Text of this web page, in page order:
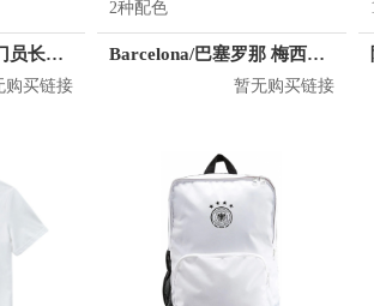
Joma 足球运动 守门员长袖短裤套装 3185F017
购买链接
2种配色
Barcelona/巴塞罗那 梅西签名款针织围巾
暂无购买链接